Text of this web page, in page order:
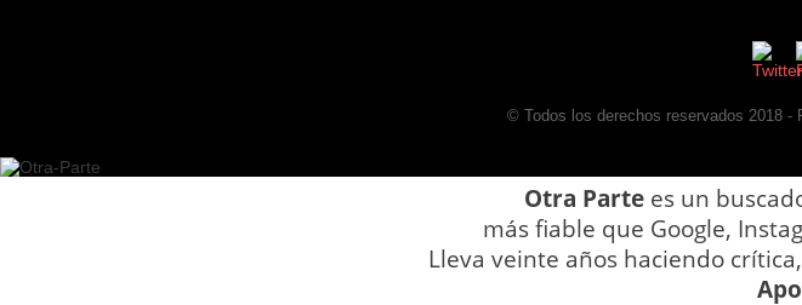
© Todos los derechos reservados 2018 -
Otra Partees un
más fiable que Google,
Lleva veinte años haciendo